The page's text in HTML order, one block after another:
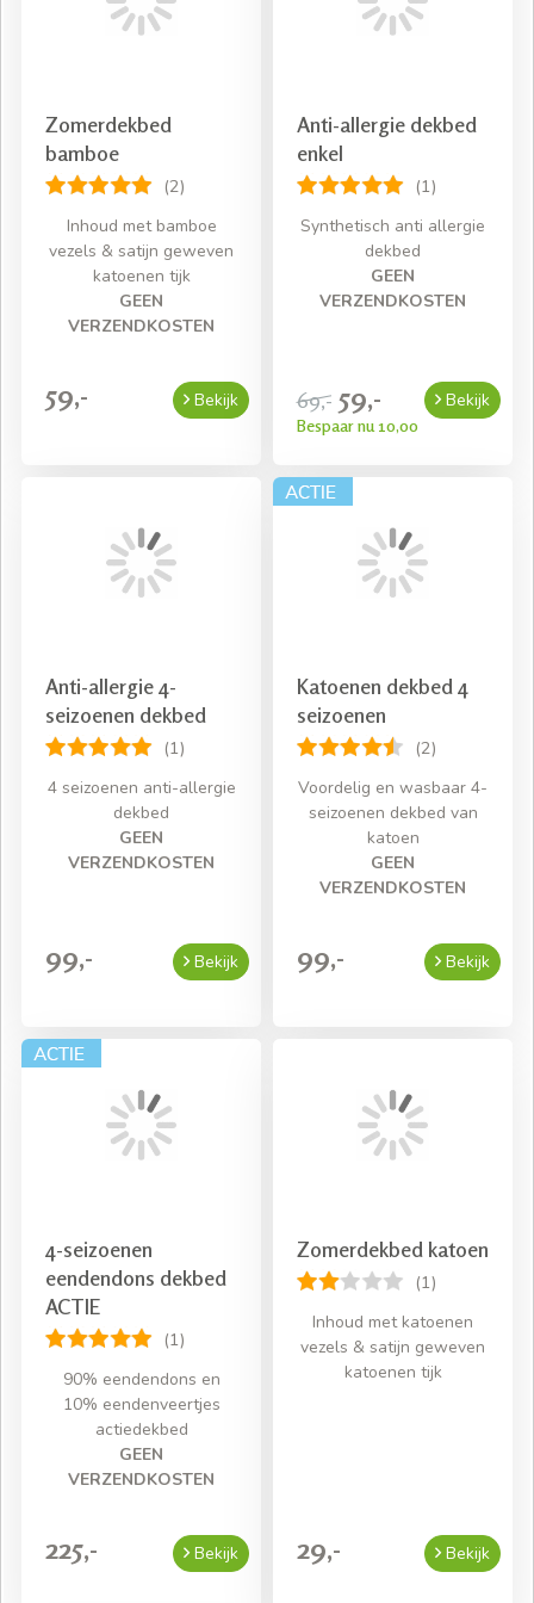
Zomerdekbed
bamboe
(2)
Inhoud met bamboe
vezels & satijn geweven
katoenen tijk
GEEN
VERZENDKOSTEN
59,- Bekijk
Anti-allergie dekbed
enkel
(1)
Synthetisch anti allergie
dekbed
GEEN
VERZENDKOSTEN
69,- 59,-
Bespaar nu 10,00
Bekijk
Anti-allergie 4-
seizoenen dekbed
(1)
4 seizoenen anti-allergie
dekbed
GEEN
VERZENDKOSTEN
99,- Bekijk
Katoenen dekbed 4
seizoenen
(2)
Voordelig en wasbaar 4-
seizoenen dekbed van
katoen
GEEN
VERZENDKOSTEN
99,- Bekijk
4-seizoenen
eendendons dekbed
ACTIE
(1)
90% eendendons en
10% eendenveertjes
actiedekbed
GEEN
VERZENDKOSTEN
225,- Bekijk
Zomerdekbed katoen
(1)
Inhoud met katoenen
vezels & satijn geweven
katoenen tijk
29,- Bekijk